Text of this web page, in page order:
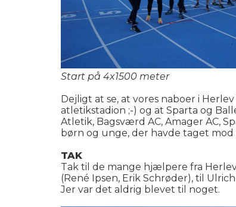
Start på 4x1500 meter
Dejligt at se, at vores naboer i
atletikstadion ;-) og at Sparta og
Atletik, Bagsværd AC, Amager AC,
børn og unge, der havde taget
TAK
Tak til de mange hjælpere fra
(René Ipsen, Erik Schrøder), til
Jer var det aldrig blevet til noget.